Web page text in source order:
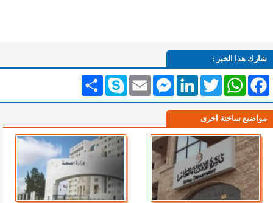
شارك هذا الخبر :
انشر Skype Email
MessengerLinkedInTwitterWhatsAppFacebook
مواضيع ساخنة اخرى